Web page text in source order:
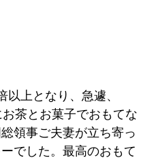
上となり、急遽、
茶とお菓子でおもてな
領事ご夫妻が立ち寄っ
でした。最高のおもて